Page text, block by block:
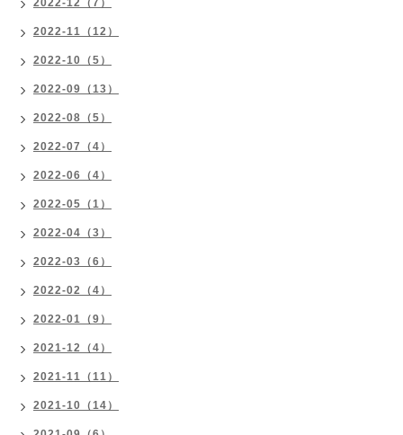
2022-12（7）
2022-11（12）
2022-10（5）
2022-09（13）
2022-08（5）
2022-07（4）
2022-06（4）
2022-05（1）
2022-04（3）
2022-03（6）
2022-02（4）
2022-01（9）
2021-12（4）
2021-11（11）
2021-10（14）